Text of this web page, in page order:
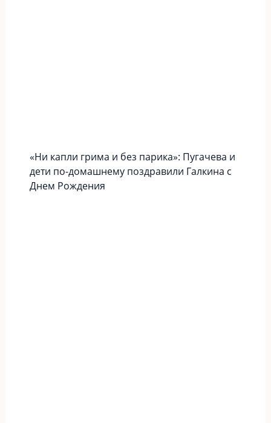
«Ни капли грима и без парика»: Пугачева и
дети по-домашнему поздравили Галкина с
Днем Рождения